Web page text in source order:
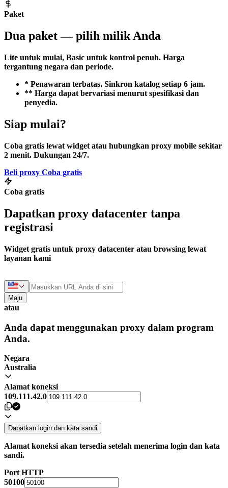
Paket
Dua paket — pilih milik Anda
Lite untuk mulai, Basic untuk kontrol penuh. Harga
tergantung negara dan periode.
* Penawaran terbatas. Sinkron katalog setiap 6 jam.
** Harga dapat bervariasi menurut spesifikasi dan
penyedia.
Siap mulai?
Coba gratis lewat widget atau hubungkan proxy mobile sekitar
2 menit. Dukungan 24/7.
Beli proxy Coba gratis
Coba gratis
Dapatkan proxy datacenter tanpa
registrasi
Widget gratis untuk proxy datacenter atau browsing lewat
layanan kami
Maju
atau
Anda dapat menggunakan proxy dalam program
Anda.
Negara
Australia
Alamat koneksi
109.111.42.0
Dapatkan login dan kata sandi
Alamat koneksi akan tersedia setelah menerima login dan kata
sandi.
Port HTTP
50100